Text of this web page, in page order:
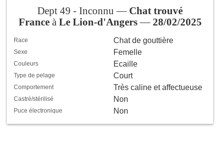
Dept 49 - Inconnu — Chat trouvé
Franceà Le Lion-d'Angers—28/02/2025
Race Chat de gouttière
Sexe Femelle
Couleurs Ecaille
Type de pelage Court
Comportement Très caline et affectueuse
Castré/stérilisé Non
Puce électronique Non